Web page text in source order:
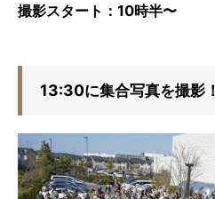
撮影スタート：10時半〜
13:30に集合写真を撮影！